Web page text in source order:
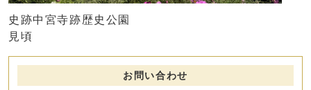
史跡中宮寺跡歴史公園
見頃
お問い合わせ